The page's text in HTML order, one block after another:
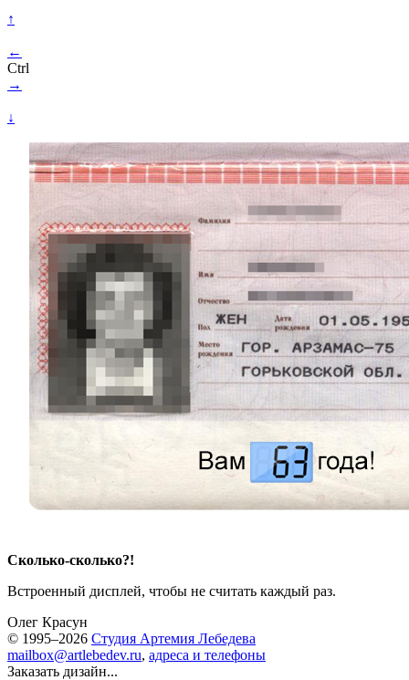
↑
←
Ctrl
→
↓
Сколько-сколько?!
Встроенный дисплей, чтобы не считать каждый раз.
Олег Красун
© 1995–2026 Студия Артемия Лебедева
mailbox@artlebedev.ru, адреса и телефоны
Заказать дизайн...